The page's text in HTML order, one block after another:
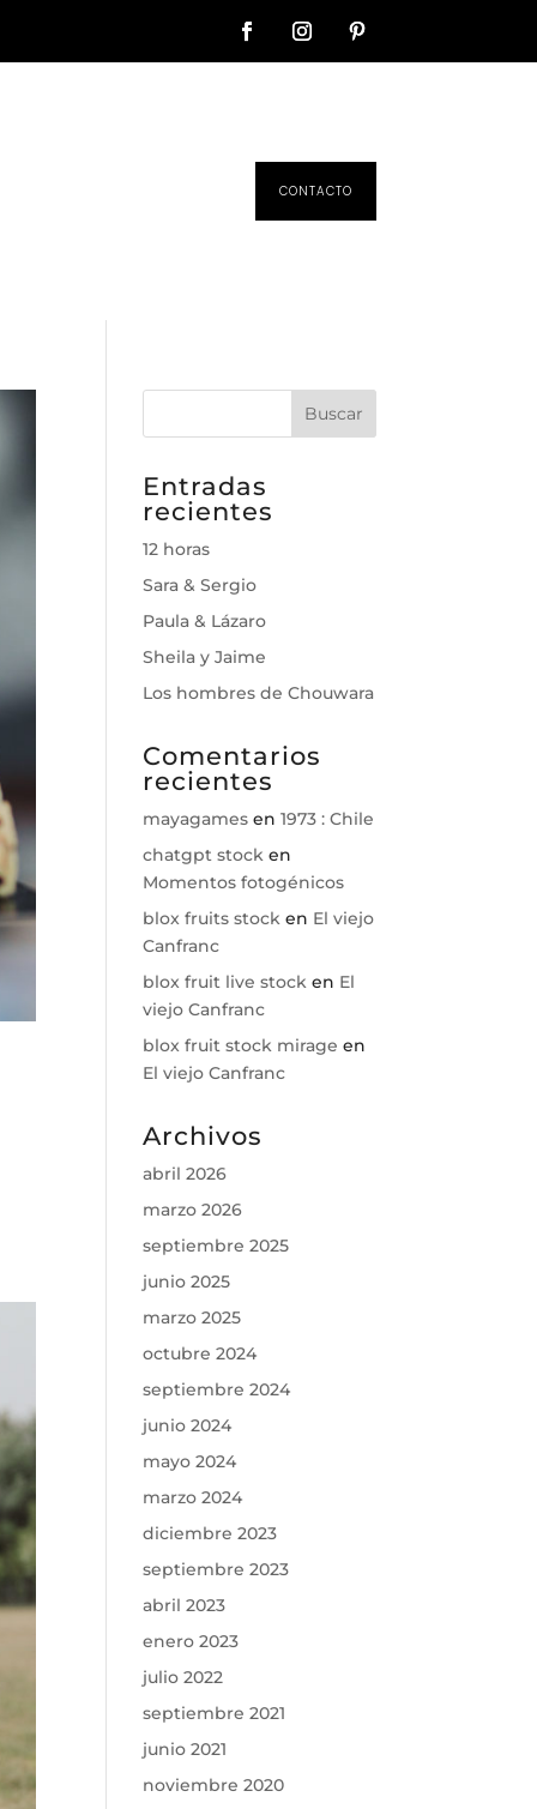
CONTACTO
Entradas
recientes
12 horas
Sara & Sergio
Paula & Lázaro
Sheila y Jaime
Los hombres de Chouwara
Comentarios
recientes
mayagames en1973 : Chile
chatgpt stock en
Momentos fotogénicos
blox fruits stock en El viejo
Canfranc
blox fruit live stock en El
viejo Canfranc
blox fruit stock mirage en
El viejo Canfranc
Archivos
abril 2026
marzo 2026
septiembre 2025
junio 2025
marzo 2025
octubre 2024
septiembre 2024
junio 2024
mayo 2024
marzo 2024
diciembre 2023
septiembre 2023
abril 2023
enero 2023
julio 2022
septiembre 2021
junio 2021
noviembre 2020